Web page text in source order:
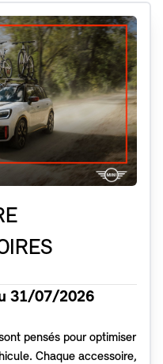
31/07/2026
pensés pour optimiser
Chaque accessoire,